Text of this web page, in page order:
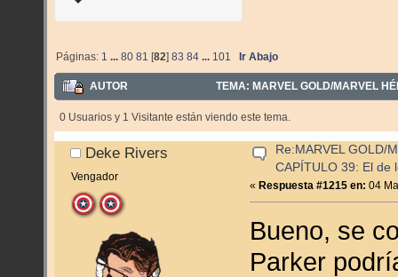
Páginas: 1 ...80 81 [82]83 84 ... 101 Ir Abajo
AUTOR TEMA: MARVEL GOLD/MARVEL
0 Usuarios y 1 Visitante están viendo este tema.
Deke Rivers
Vengador
Re:MARVEL GOLD/
CAPÍTULO 39: El de
«Respuesta #1215 en: 04
Bueno, se
Parker